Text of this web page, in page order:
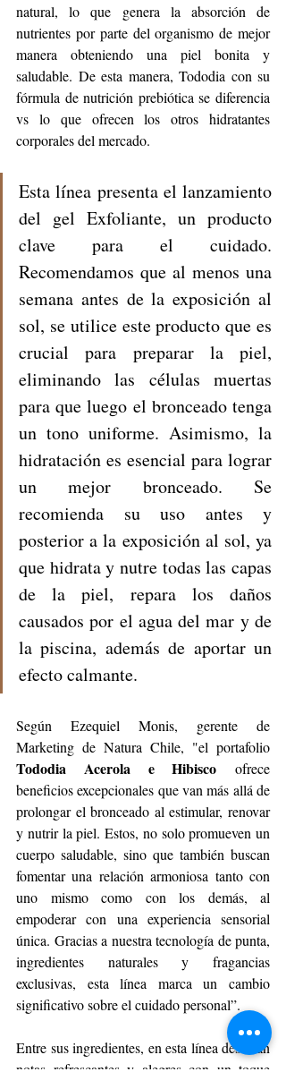
natural, lo que genera la absorción de
nutrientes por parte del organismo de mejor
manera obteniendo una piel bonita y
saludable. De esta manera, Tododia con su
fórmula de nutrición prebiótica se diferencia
vs lo que ofrecen los otros hidratantes
corporales del mercado.
Esta línea presenta el lanzamiento
del gel Exfoliante, un producto
clave para el cuidado.
Recomendamos que al menos una
semana antes de la exposición al
sol, se utilice este producto que es
crucial para preparar la piel,
eliminando las células muertas
para que luego el bronceado tenga
un tono uniforme. Asimismo, la
hidratación es esencial para lograr
un mejor bronceado. Se
recomienda su uso antes y
posterior a la exposición al sol, ya
que hidrata y nutre todas las capas
de la piel, repara los daños
causados ​​por el agua del mar y de
la piscina, además de aportar un
efecto calmante.
Según Ezequiel Monis, gerente de
Tododia Acerola e Hibisco ofrece
beneficios excepcionales que van más allá de
prolongar el bronceado al estimular, renovar
y nutrir la piel. Estos, no solo promueven un
cuerpo saludable, sino que también buscan
fomentar una relación armoniosa tanto con
uno mismo como con los demás, al
empoderar con una experiencia sensorial
única. Gracias a nuestra tecnología de punta,
ingredientes naturales y fragancias
exclusivas, esta línea marca un cambio
significativo sobre el cuidado personal”.
Entre sus ingredientes, en esta línea destacan
notas refrescantes y alegres con un toque